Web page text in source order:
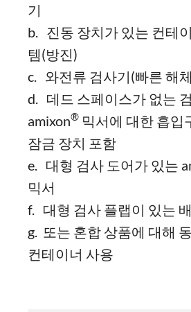
기
b. 진동 장치가 있는 컨테
템(방진)
c. 와전류 검사기(빠른 해
d. 데드 스페이스가 없는
amixon® 믹서에 대한 흡입
잠금 장치 포함
e. 대형 검사 도어가 있는
믹서
f. 대형 검사 플랩이 있는
g. 또는 혼합 상품에 대해
컨테이너 사용